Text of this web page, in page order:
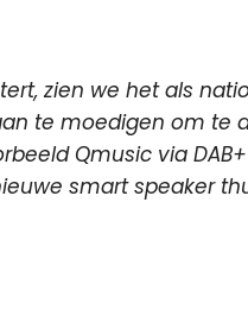
zien we het als
te moedigen om te
Qmusic via
smart speaker